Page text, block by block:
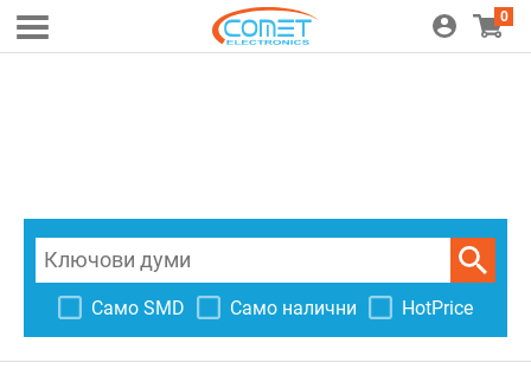
0
Само SMD Само налични HotPrice